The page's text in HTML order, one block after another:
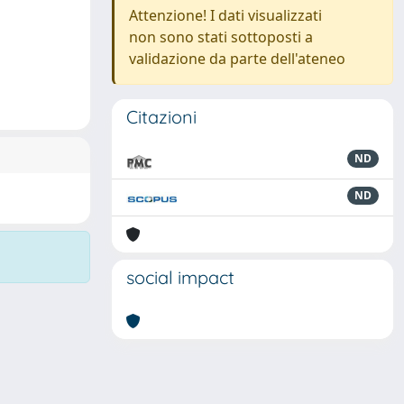
Attenzione! I dati visualizzati
non sono stati sottoposti a
validazione da parte dell'ateneo
Citazioni
ND
ND
social impact